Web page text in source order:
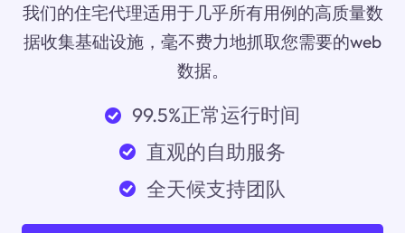
我们的住宅代理适用于几乎所有用例的高质量数
据收集基础设施，毫不费力地抓取您需要的web
数据。
99.5%正常运行时间
直观的自助服务
全天候支持团队